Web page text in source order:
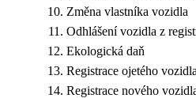
Změna vlastníka vozidla
Odhlášení vozidla z
Ekologická daň
Registrace ojetého vozidla
Registrace nového